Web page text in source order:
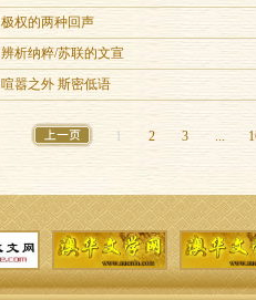
极权的两种回声
辨析纳粹/苏联的文宣
喧嚣之外 斯密低语
2 3 ...